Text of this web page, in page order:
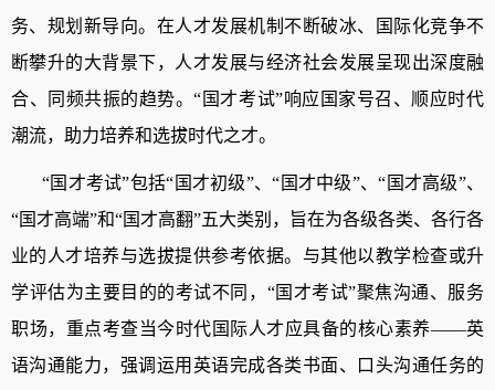
务、规划新导向。在人才发展机制不断破冰、国际化竞争不
断攀升的大背景下，人才发展与经济社会发展呈现出深度融
合、同频共振的趋势。“国才考试”响应国家号召、顺应时代
潮流，助力培养和选拔时代之才。
“国才考试”包括“ 国才初级”、“ 国才中级”、“ 国才高级”、
“国才高端”和“国才高翻”五大类别， 旨在为各级各类、各行各
业的人才培养与选拔提供参考依据。 与其他以教学检查或升
学评估为主要目的的考试不同， “国才考试”聚焦沟通、服务
职场，重点考查当今时代国际人才应具备的核心素养——英
语沟通能力，强调运用英语完成各类书面、口头沟通任务的